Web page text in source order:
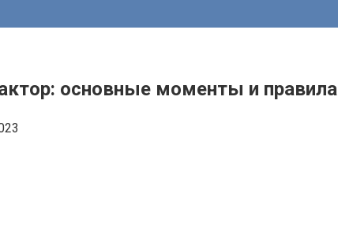
основные моменты и правила